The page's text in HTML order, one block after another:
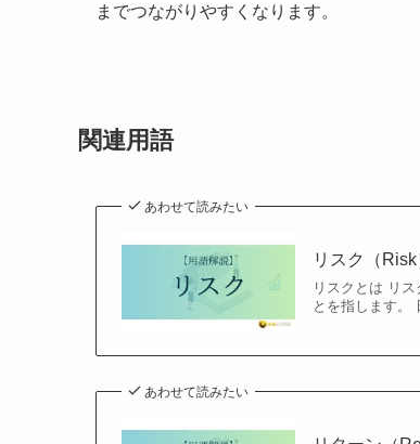
までつながりやすくなります。
関連用語
あわせて読みたい
リスク（
リスクとは リ
とを指します。
あわせて読みたい